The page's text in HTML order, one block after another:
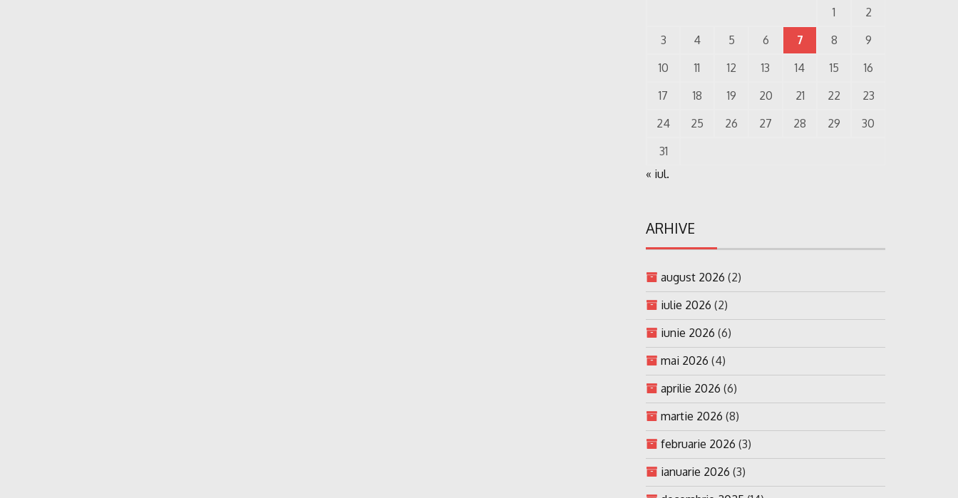
1
2
3
4 5 6 7 8
9
10
11 12 13 14 15
16
17
18 19 20 21 22
23
24
25 26 27 28 29
30
31
« iul.
ARHIVE
august 2026 (2)
iulie 2026 (2)
iunie 2026 (6)
mai 2026 (4)
aprilie 2026 (6)
martie 2026 (8)
februarie 2026 (3)
ianuarie 2026 (3)